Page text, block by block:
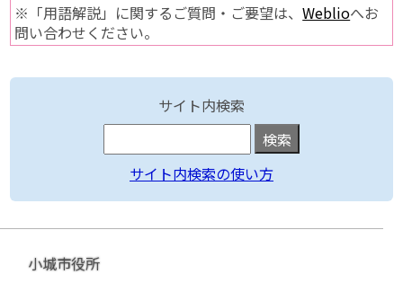
※「用語解説」に関するご質問・ご要望は、Weblioへお
問い合わせください。
サイト内検索
サイト内検索の使い方
小城市役所